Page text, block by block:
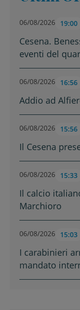
06/08/2026 19:00
Cesena.
eventi del
06/08/2026 16:56
Addio ad
06/08/2026 15:56
Il Cesena
06/08/2026 15:33
Il calcio
Marchioro
06/08/2026 15:03
I carabinieri
mandato